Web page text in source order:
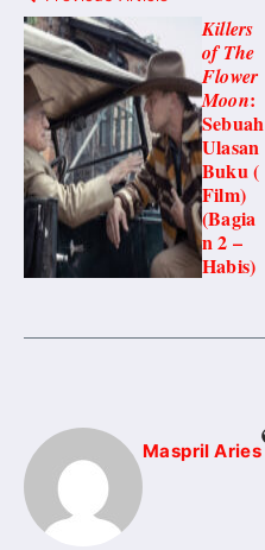
Killers
of The
Flower
Moon:
Sebuah
Ulasan
Buku (
Film)
(Bagia
n 2 –
Habis)
Maspril Aries